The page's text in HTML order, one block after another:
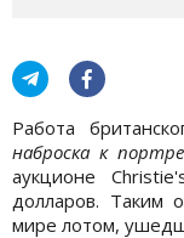
Работа
наброска к
аукционе
долларов. Таким
мире лотом,